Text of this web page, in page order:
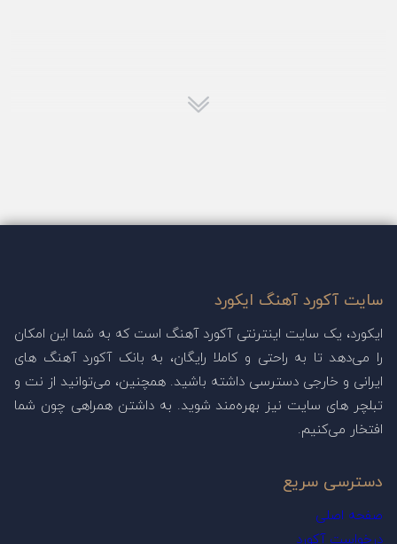
سایت آکورد آهنگ ایکورد
ایکورد، یک سایت اینترنتی آکورد آهنگ است که به شما این امکان
را می‌دهد تا به راحتی و کاملا رایگان، به بانک آکورد آهنگ های
ایرانی و خارجی دسترسی داشته باشید. همچنین، می‌توانید از نت و
تبلچر های سایت نیز بهره‌مند شوید. به داشتن همراهی چون شما
افتخار می‌کنیم.
دسترسی سریع
صفحه اصلی